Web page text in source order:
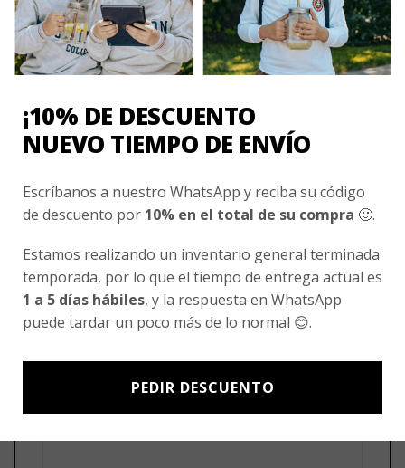
VALORACIONES
Sé el primero en valorar “Pantalón Buzo
Boston College Alto Macul”
Tu puntuación*
1 de 5 estrellas
2 de 5 estrellas
3 de 5 estrellas
4 de 5 estrellas
5 de 5 estrellas
Tu valoración*
¡10% DE DESCUENTO
NUEVO TIEMPO DE ENVÍO
Escríbanos a nuestro WhatsApp y reciba su código
de descuento por 10% en el total de su compra 🙂.
Estamos realizando un inventario general terminada
temporada, por lo que el tiempo de entrega actual es
1 a 5 días hábiles, y la respuesta en WhatsApp
puede tardar un poco más de lo normal 😊.
PEDIR DESCUENTO